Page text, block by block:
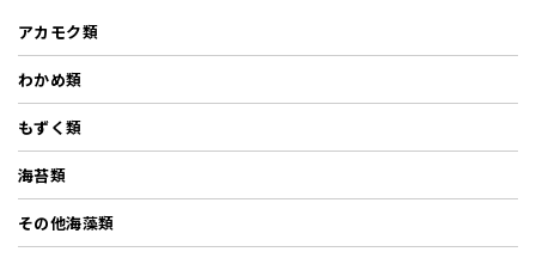
アカモク類
わかめ類
もずく類
海苔類
その他海藻類